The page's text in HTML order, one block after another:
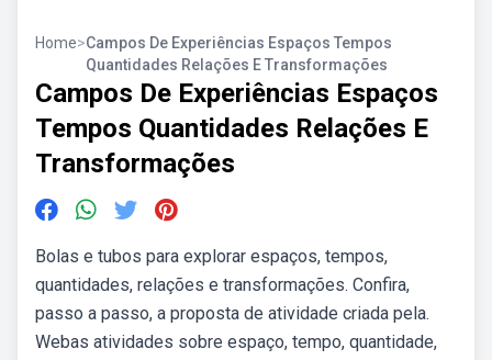
Home>Campos De Experiências Espaços Tempos
Quantidades Relações E Transformações
Campos De Experiências Espaços
Tempos Quantidades Relações E
Transformações
Bolas e tubos para explorar espaços, tempos,
quantidades, relações e transformações. Confira,
passo a passo, a proposta de atividade criada pela.
Webas atividades sobre espaço, tempo, quantidade,